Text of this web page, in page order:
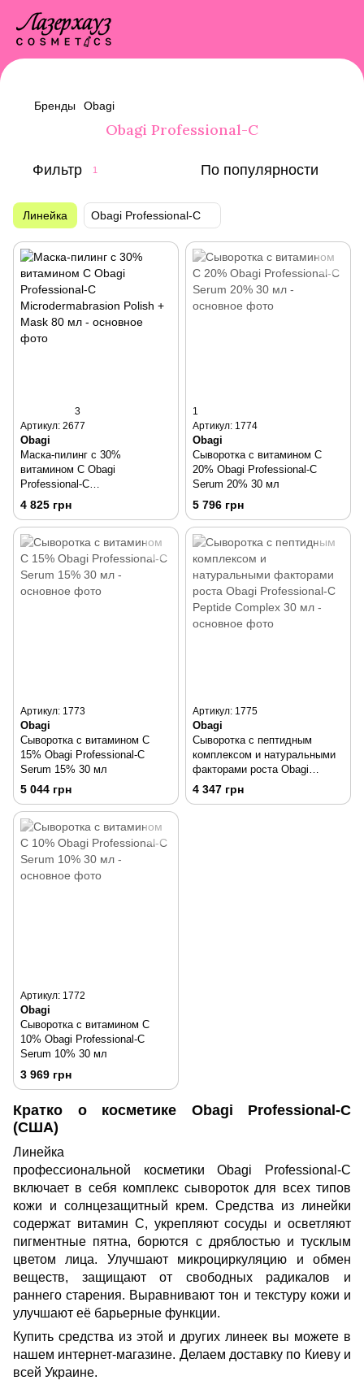
Бренды Obagi
Obagi Professional-C
Фильтр 1 По популярности
Линейка Obagi Professional-C
3
Артикул: 2677
Obagi
Маска-пилинг с 30%
витамином С Obagi
Professional-C
Microdermabrasion Polish +
Mask 80 мл
4 825 грн
1
Артикул: 1774
Obagi
Сыворотка с витамином С
20% Obagi Professional-C
Serum 20% 30 мл
5 796 грн
Артикул: 1773
Obagi
Сыворотка с витамином С
15% Obagi Professional-C
Serum 15% 30 мл
5 044 грн
Артикул: 1775
Obagi
Сыворотка с пептидным
комплексом и натуральными
факторами роста Obagi
Professional-C Peptide
Complex 30 мл
4 347 грн
Артикул: 1772
Obagi
Сыворотка с витамином С
10% Obagi Professional-C
Serum 10% 30 мл
3 969 грн
Кратко о косметике Obagi Professional-C
(США)
Линейка
профессиональной косметики Obagi Professional-C
включает в себя комплекс сывороток для всех типов
кожи и солнцезащитный крем. Средства из линейки
содержат витамин C, укрепляют сосуды и осветляют
пигментные пятна, борются с дряблостью и тусклым
цветом лица. Улучшают микроциркуляцию и обмен
веществ, защищают от свободных радикалов и
раннего старения. Выравнивают тон и текстуру кожи и
улучшают её барьерные функции.
Купить средства из этой и других линеек вы можете в
нашем интернет-магазине. Делаем доставку по Киеву и
всей Украине.